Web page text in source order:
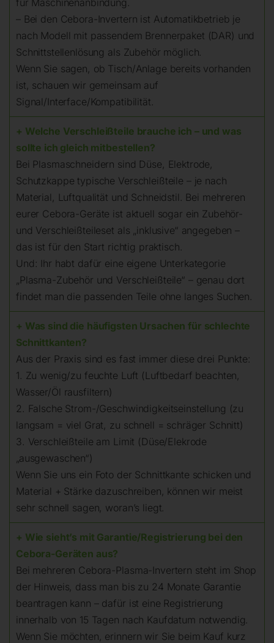
– Bei den Cebora-Invertern ist Automatikbetrieb je
nach Modell mit passendem Brennerpaket (DAR) und
Schnittstellenlösung als Zubehör möglich.
Wenn Sie sagen, ob Tisch/Anlage bereits vorhanden
ist, schauen wir gemeinsam auf
Signal/Interface/Kompatibilität.
+ Welche Verschleißteile brauche ich – und was
sollte ich gleich mitbestellen?
Bei Plasmaschneidern sind Düse, Elektrode,
Schutzkappe typische Verschleißteile – je nach
Material, Luftqualität und Schneidstil. Bei mehreren
eurer Cebora-Geräte ist aktuell sogar ein Zubehör-
und Verschleißteileset als „inklusive“ angegeben –
das ist für den Start richtig praktisch.
Und: Ihr habt dafür eine eigene Unterkategorie
„Plasma-Zubehör und Verschleißteile“ – genau dort
findet man die passenden Teile ohne langes Suchen.
+ Was sind die häufigsten Ursachen für schlechte
Schnittkanten?
Aus der Praxis sind es fast immer diese drei Punkte:
1. Zu wenig/zu feuchte Luft (Luftbedarf beachten,
Wasser/Öl rausfiltern)
2. Falsche Strom-/Geschwindigkeitseinstellung (zu
langsam = viel Grat, zu schnell = schräger Schnitt)
3. Verschleißteile am Limit (Düse/Elekrode
„ausgewaschen“)
Wenn Sie uns ein Foto der Schnittkante schicken und
Material + Stärke dazuschreiben, können wir meist
sehr schnell sagen, woran’s liegt.
+ Wie sieht’s mit Garantie/Registrierung bei den
Cebora-Geräten aus?
Bei mehreren Cebora-Plasma-Invertern steht im Shop
der Hinweis, dass man bis zu 24 Monate Garantie
beantragen kann – dafür ist eine Registrierung
innerhalb von 15 Tagen nach Kaufdatum notwendig.
Wenn Sie möchten, erinnern wir Sie beim Kauf kurz